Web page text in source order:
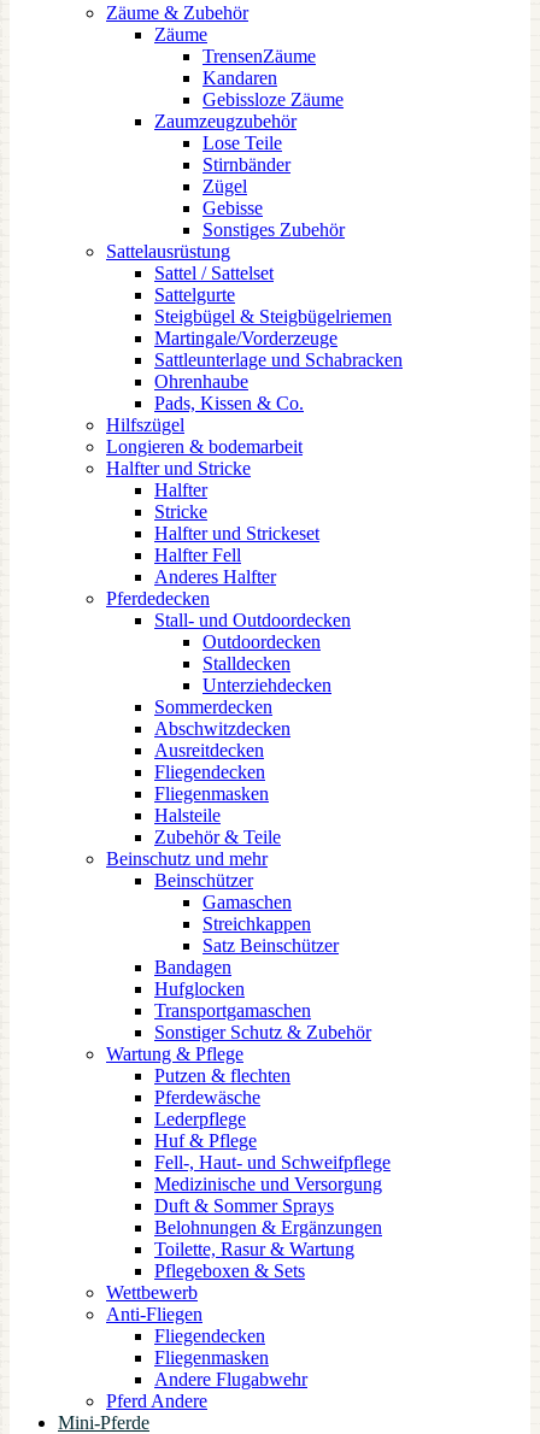
Zäume & Zubehör
Zäume
TrensenZäume
Kandaren
Gebissloze Zäume
Zaumzeugzubehör
Lose Teile
Stirnbänder
Zügel
Gebisse
Sonstiges Zubehör
Sattelausrüstung
Sattel / Sattelset
Sattelgurte
Steigbügel & Steigbügelriemen
Martingale/Vorderzeuge
Sattleunterlage und Schabracken
Ohrenhaube
Pads, Kissen & Co.
Hilfszügel
Longieren & bodemarbeit
Halfter und Stricke
Halfter
Stricke
Halfter und Strickeset
Halfter Fell
Anderes Halfter
Pferdedecken
Stall- und Outdoordecken
Outdoordecken
Stalldecken
Unterziehdecken
Sommerdecken
Abschwitzdecken
Ausreitdecken
Fliegendecken
Fliegenmasken
Halsteile
Zubehör & Teile
Beinschutz und mehr
Beinschützer
Gamaschen
Streichkappen
Satz Beinschützer
Bandagen
Hufglocken
Transportgamaschen
Sonstiger Schutz & Zubehör
Wartung & Pflege
Putzen & flechten
Pferdewäsche
Lederpflege
Huf & Pflege
Fell-, Haut- und Schweifpflege
Medizinische und Versorgung
Duft & Sommer Sprays
Belohnungen & Ergänzungen
Toilette, Rasur & Wartung
Pflegeboxen & Sets
Wettbewerb
Anti-Fliegen
Fliegendecken
Fliegenmasken
Andere Flugabwehr
Pferd Andere
Mini-Pferde